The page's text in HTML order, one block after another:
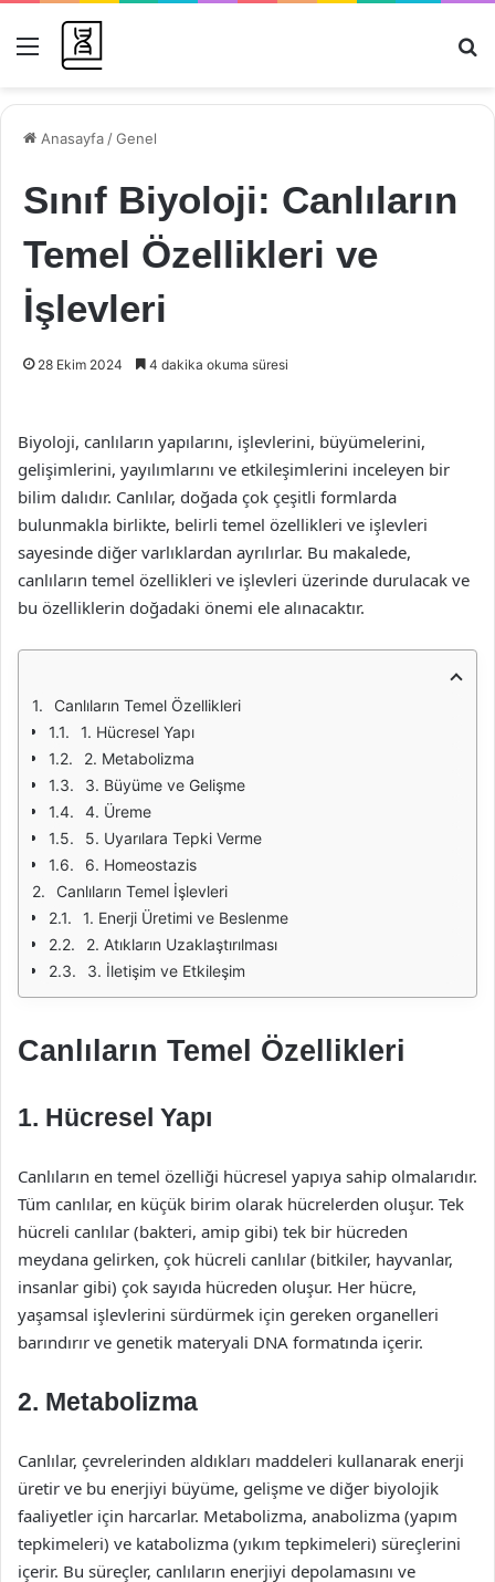
Menü
Anasayfa /Genel
Sınıf Biyoloji: Canlıların
Temel Özellikleri ve
İşlevleri
28 Ekim 2024 4 dakika okuma süresi
Biyoloji, canlıların yapılarını, işlevlerini, büyümelerini,
gelişimlerini, yayılımlarını ve etkileşimlerini inceleyen bir
bilim dalıdır. Canlılar, doğada çok çeşitli formlarda
bulunmakla birlikte, belirli temel özellikleri ve işlevleri
sayesinde diğer varlıklardan ayrılırlar. Bu makalede,
canlıların temel özellikleri ve işlevleri üzerinde durulacak ve
bu özelliklerin doğadaki önemi ele alınacaktır.
Canlıların Temel Özellikleri
1. Hücresel Yapı
2. Metabolizma
3. Büyüme ve Gelişme
4. Üreme
5. Uyarılara Tepki Verme
6. Homeostazis
Canlıların Temel İşlevleri
1. Enerji Üretimi ve Beslenme
2. Atıkların Uzaklaştırılması
3. İletişim ve Etkileşim
Canlıların Temel Özellikleri
1. Hücresel Yapı
Canlıların en temel özelliği hücresel yapıya sahip olmalarıdır.
Tüm canlılar, en küçük birim olarak hücrelerden oluşur. Tek
hücreli canlılar (bakteri, amip gibi) tek bir hücreden
meydana gelirken, çok hücreli canlılar (bitkiler, hayvanlar,
insanlar gibi) çok sayıda hücreden oluşur. Her hücre,
yaşamsal işlevlerini sürdürmek için gereken organelleri
barındırır ve genetik materyali DNA formatında içerir.
2. Metabolizma
Canlılar, çevrelerinden aldıkları maddeleri kullanarak enerji
üretir ve bu enerjiyi büyüme, gelişme ve diğer biyolojik
faaliyetler için harcarlar. Metabolizma, anabolizma (yapım
tepkimeleri) ve katabolizma (yıkım tepkimeleri) süreçlerini
içerir. Bu süreçler, canlıların enerjiyi depolamasını ve